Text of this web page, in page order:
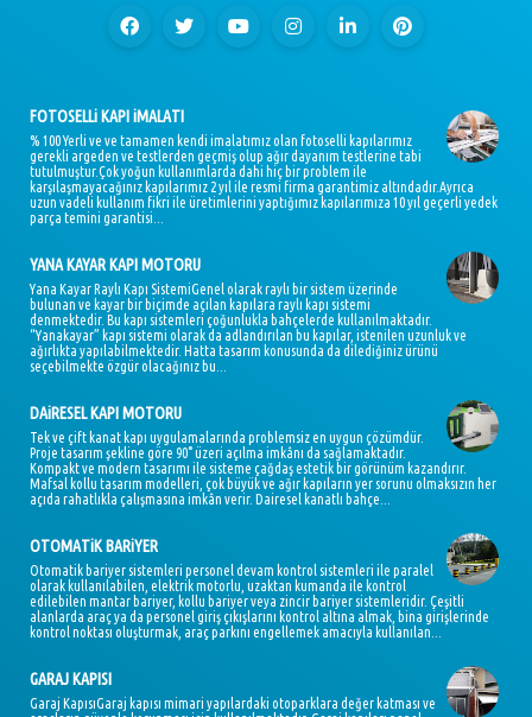
FOTOSELLi KAPI iMALATI
% 100 Yerli ve ve tamamen kendi imalatımız olan fotoselli kapılarımız
gerekli argeden ve testlerden geçmiş olup ağır dayanım testlerine tabi
tutulmuştur.Çok yoğun kullanımlarda dahi hiç bir problem ile
karşılaşmayacağınız kapılarımız 2 yıl ile resmi firma garantimiz altındadır.Ayrıca
uzun vadeli kullanım fikri ile üretimlerini yaptığımız kapılarımıza 10 yıl geçerli yedek
parça temini garantisi...
YANA KAYAR KAPI MOTORU
Yana Kayar Raylı Kapı SistemiGenel olarak raylı bir sistem üzerinde
bulunan ve kayar bir biçimde açılan kapılara raylı kapı sistemi
denmektedir. Bu kapı sistemleri çoğunlukla bahçelerde kullanılmaktadır.
“Yanakayar” kapı sistemi olarak da adlandırılan bu kapılar, istenilen uzunluk ve
ağırlıkta yapılabilmektedir. Hatta tasarım konusunda da dilediğiniz ürünü
seçebilmekte özgür olacağınız bu...
DAiRESEL KAPI MOTORU
Tek ve çift kanat kapı uygulamalarında problemsiz en uygun çözümdür.
Proje tasarım şekline göre 90° üzeri açılma imkânı da sağlamaktadır.
Kompakt ve modern tasarımı ile sisteme çağdaş estetik bir görünüm kazandırır.
Mafsal kollu tasarım modelleri, çok büyük ve ağır kapıların yer sorunu olmaksızın her
açıda rahatlıkla çalışmasına imkân verir. Dairesel kanatlı bahçe...
OTOMATiK BARiYER
Otomatik bariyer sistemleri personel devam kontrol sistemleri ile paralel
olarak kullanılabilen, elektrik motorlu, uzaktan kumanda ile kontrol
edilebilen mantar bariyer, kollu bariyer veya zincir bariyer sistemleridir. Çeşitli
alanlarda araç ya da personel giriş çıkışlarını kontrol altına almak, bina girişlerinde
kontrol noktası oluşturmak, araç parkını engellemek amacıyla kullanılan...
GARAJ KAPISI
Garaj KapısıGaraj kapısı mimari yapılardaki otoparklara değer katması ve